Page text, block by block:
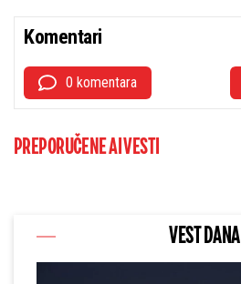
Komentari
0 komentara
PREPORUČENE AI VESTI
VEST DANA